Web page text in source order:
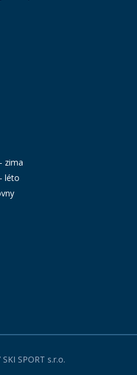
zima
léto
SPORT s.r.o.